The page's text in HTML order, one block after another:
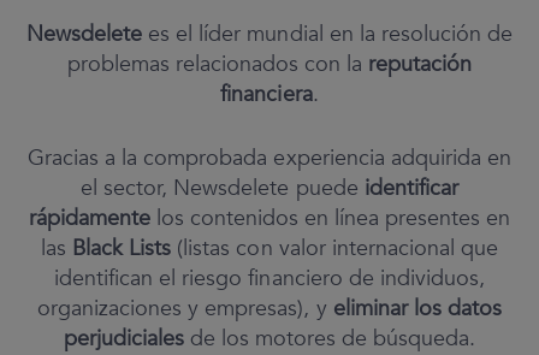
Newsdelete es el líder mundial en la resolución de
problemas relacionados con la reputación
financiera.
Gracias a la comprobada experiencia adquirida en
el sector, Newsdelete puede identificar
rápidamentelos contenidos en línea presentes en
las Black Lists (listas con valor internacional que
identifican el riesgo financiero de individuos,
organizaciones y empresas), y eliminar los datos
perjudicialesde los motores de búsqueda.